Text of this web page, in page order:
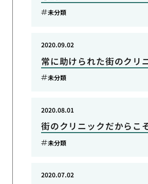
未分類
常に助けられた街のクリ
2020.09.02
未分類
街のクリニックだからこ
2020.08.01
未分類
2020.07.02